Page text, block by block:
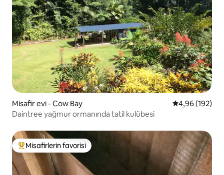
Misafir evi - Cow Bay 5 üzerinden
4,96 (192)
Daintree yağmur ormanında tatil kulübesi
Misafirlerin favorilerinden en beğenilenler arasında
Misafirlerin favorisi